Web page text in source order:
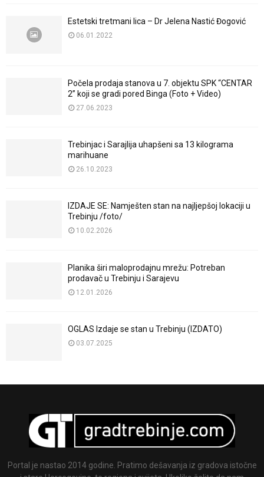
Estetski tretmani lica – Dr Jelena Nastić Đogović
06.01.2022
Počela prodaja stanova u 7. objektu SPK “CENTAR
2” koji se gradi pored Binga (Foto + Video)
27.06.2023
Trebinjac i Sarajlija uhapšeni sa 13 kilograma
marihuane
26.10.2023
IZDAJE SE: Namješten stan na najljepšoj lokaciji u
Trebinju /foto/
10.02.2026
Planika širi maloprodajnu mrežu: Potreban
prodavač u Trebinju i Sarajevu
12.01.2026
OGLAS Izdaje se stan u Trebinju (IZDATO)
03.07.2025
Portal je nastao 2014 godine. Pratimo dešavanja iz gradova istočne